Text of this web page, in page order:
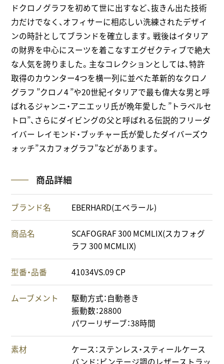
ドクロノグラフを初めて世に出すなど、抜きん出た技術
力だけでなく、オフィサーに相応しい洗練されたデザイ
ンの時計としてブランドを確立します。戦後はイタリア
の財界を中心にスーツを着こなすエグゼクティブで絶大
な人気を誇りました。主なコレクションとしては、特許
取得のカウンター4つを横一列に並べた革新的なクロノ
グラフ ”クロノ4 ”や20世紀イタリアで最も偉大な男と呼
ばれるジャンニ・アニエッリ氏が晩年愛した ”トラベルセ
トロ”、さらにダイビングの父と呼ばれる伝説的フリーダ
イバー レイモンド・ブッチャー氏が愛したダイバーズウ
ォッチ”スカフォグラフ”などがあります。
商品詳細
ブランド名 EBERHARD(エベラール)
商品名
SCAFOGRAF 300 MCMLIX(スカフォグ
ラフ 300 MCMLIX)
型番・品番 41034VS.09 CP
ムーブメント
駆動方式：自動巻き
振動数：28800
パワーリザーブ：38時間
素材
ケース：ステンレス・スティールケース